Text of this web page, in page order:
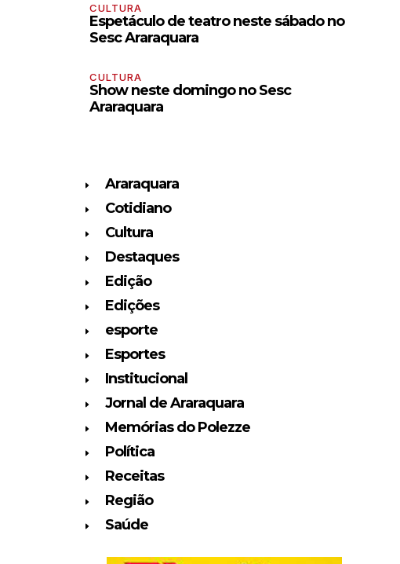
CULTURA
Espetáculo de teatro neste sábado no
Sesc Araraquara
CULTURA
Show neste domingo no Sesc
Araraquara
Araraquara
Cotidiano
Cultura
Destaques
Edição
Edições
esporte
Esportes
Institucional
Jornal de Araraquara
Memórias do Polezze
Política
Receitas
Região
Saúde